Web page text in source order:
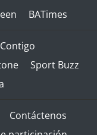
BATimes
Contigo
Sport Buzz
Contáctenos